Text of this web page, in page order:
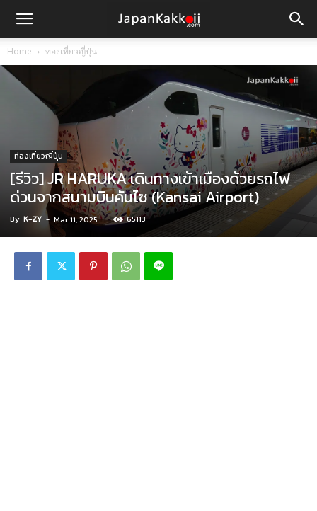
Home ท่องเที่ยวญี่ปุ่น
ท่องเที่ยวญี่ปุ่น
[รีวิว] JR HARUKA เดินทางเข้าเมืองด้วยรถไฟ
ด่วนจากสนามบินคันไซ (Kansai Airport)
By K-ZY - Mar 11, 2025 65113